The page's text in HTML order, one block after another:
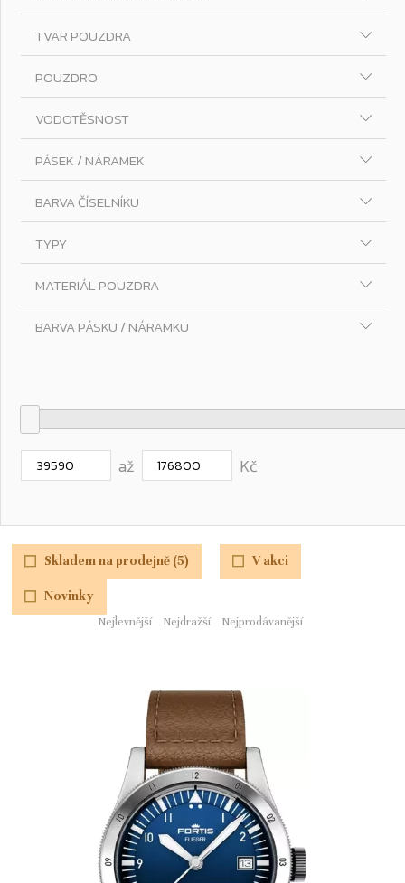
TVAR POUZDRA
POUZDRO
VODOTĚSNOST
PÁSEK / NÁRAMEK
BARVA ČÍSELNÍKU
TYPY
MATERIÁL POUZDRA
BARVA PÁSKU / NÁRAMKU
až Kč
Skladem na prodejně (5) V akci
Novinky
Nejlevnější Nejdražší Nejprodávanější